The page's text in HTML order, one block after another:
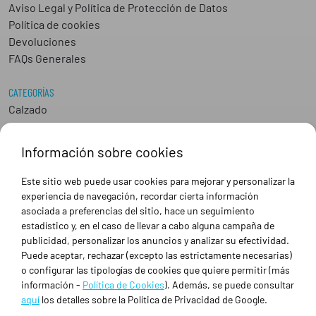
Aviso Legal y Política de Protección de Datos
Política de cookies
Devoluciones
FAQs Generales
CATEGORÍAS
Calzado
Epis
Industria
Peluquería y Estética
Sanidad
Ropa de trabajo personalizada
SOBRE NOSOTROS
Empresa
Blog
Tienda
Información sobre cookies
Este sitio web puede usar cookies para mejorar y personalizar la
experiencia de navegación, recordar cierta información
asociada a preferencias del sitio, hace un seguimiento
estadístico y, en el caso de llevar a cabo alguna campaña de
publicidad, personalizar los anuncios y analizar su efectividad.
Puede aceptar, rechazar (excepto las estrictamente necesarias)
o configurar las tipologías de cookies que quiere permitir (más
información - Política de Cookies). Además, se puede consultar
aquí los detalles sobre la Política de Privacidad de Google.